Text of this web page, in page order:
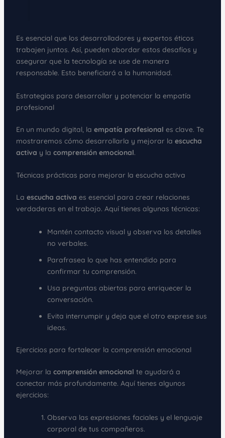
Es esencial que los desarrolladores y expertos éticos
trabajen juntos. Así, pueden abordar estos desafíos y
asegurar que la tecnología se use de manera
responsable. Esto beneficiará a la humanidad.
Estrategias para desarrollar y potenciar la empatía
profesional
En un mundo digital, la empatía profesional es clave. Te
mostraremos cómo desarrollarla y mejorar la escucha
activa y la comprensión emocional.
Técnicas prácticas para mejorar la escucha activa
La escucha activa es esencial para crear relaciones
verdaderas en el trabajo. Aquí tienes algunas técnicas:
Mantén contacto visual y observa los detalles
no verbales.
Parafrasea lo que has entendido para
confirmar tu comprensión.
Usa preguntas abiertas para enriquecer la
conversación.
Evita interrumpir y deja que el otro exprese sus
ideas.
Ejercicios para fortalecer la comprensión emocional
Mejorar la comprensión emocional te ayudará a
conectar más profundamente. Aquí tienes algunos
ejercicios:
Observa las expresiones faciales y el lenguaje
corporal de tus compañeros.